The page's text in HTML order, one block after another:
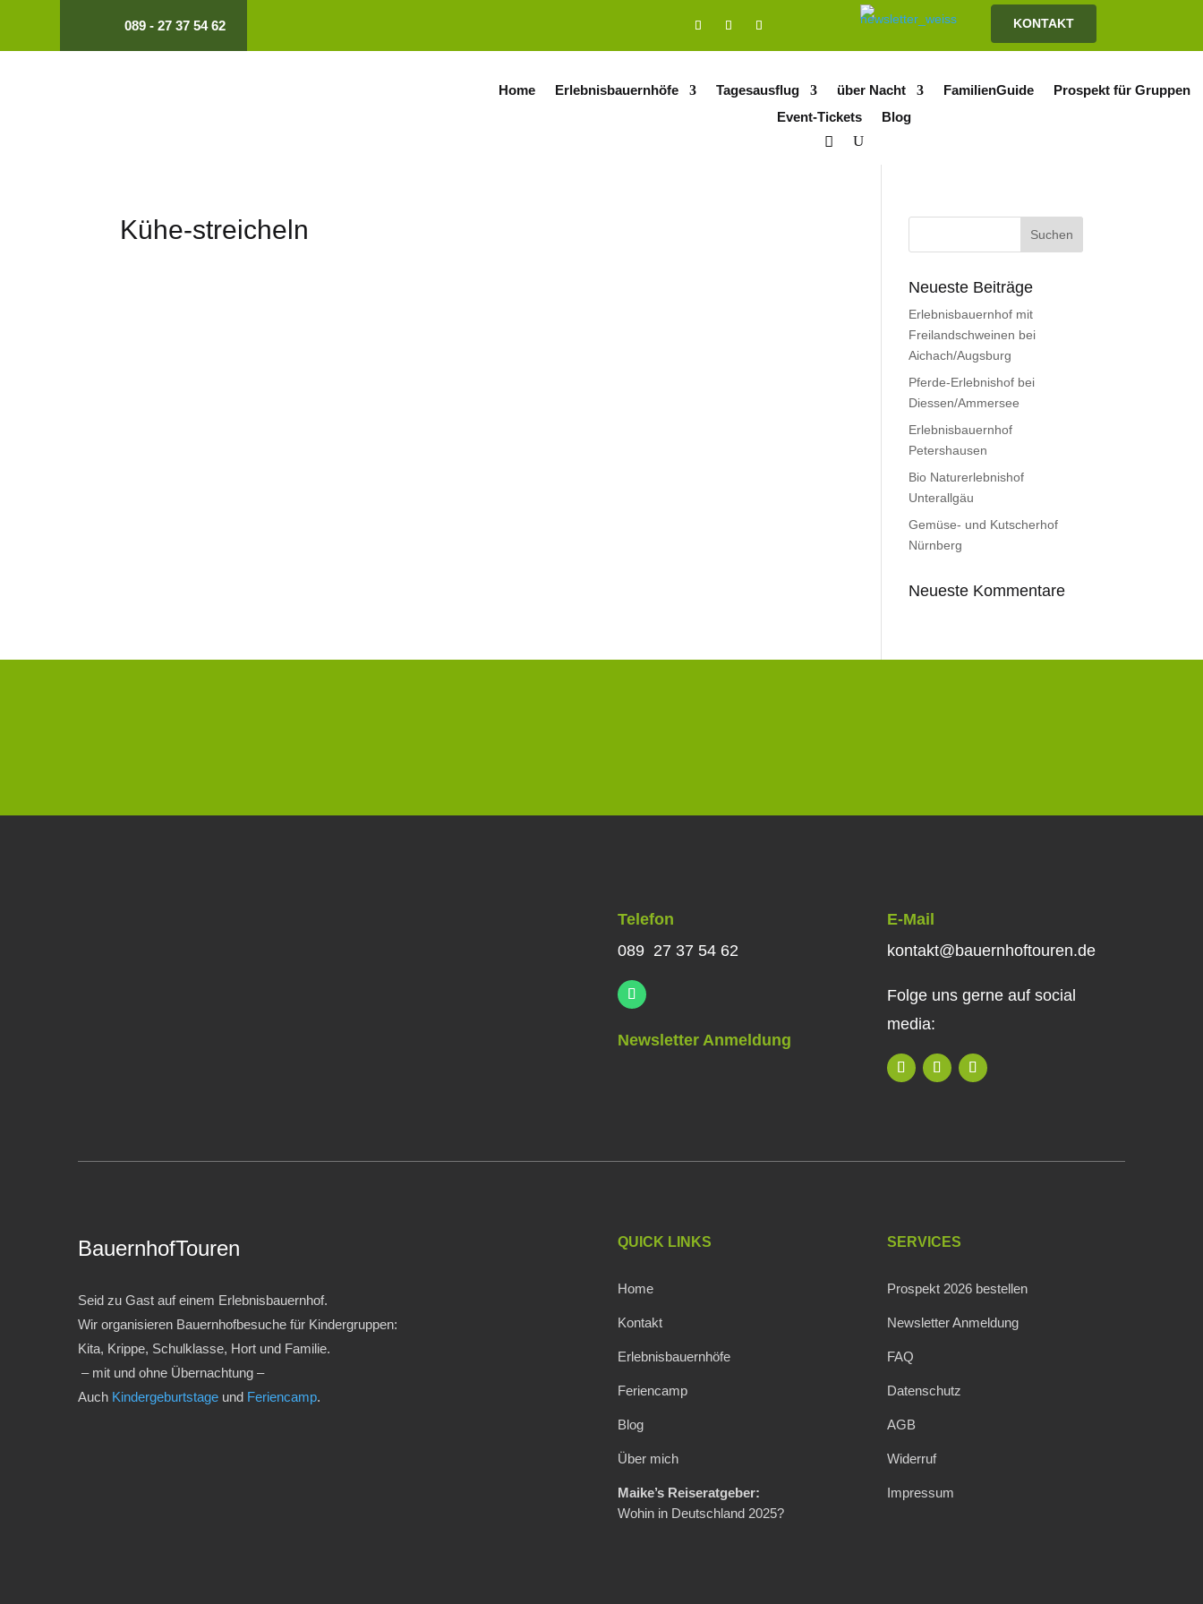
089 - 27 37 54 62 KONTAKT
Home Erlebnisbauernhöfe Tagesausflug über Nacht FamilienGuide
Prospekt für Gruppen
Event-Tickets
Blog
Kühe-streicheln
Neueste Beiträge
Erlebnisbauernhof mit
Freilandschweinen bei
Aichach/Augsburg
Pferde-Erlebnishof bei
Diessen/Ammersee
Erlebnisbauernhof
Petershausen
Bio Naturerlebnishof
Unterallgäu
Gemüse- und Kutscherhof
Nürnberg
Neueste Kommentare
Telefon
089 27 37 54 62
Newsletter Anmeldung
E-Mail
kontakt@bauernhoftouren.de
Folge uns gerne auf social
media:
BauernhofTouren
Seid zu Gast auf einem Erlebnisbauernhof.
Wir organisieren Bauernhofbesuche für Kindergruppen:
Kita, Krippe, Schulklasse, Hort und Familie.
– mit und ohne Übernachtung –
Auch Kindergeburtstage und Feriencamp.
QUICK LINKS
Home
Kontakt
Erlebnisbauernhöfe
Feriencamp
Blog
Über mich
Maike’s Reiseratgeber:
Wohin in Deutschland 2025?
SERVICES
Prospekt 2026 bestellen
Newsletter Anmeldung
FAQ
Datenschutz
AGB
Widerruf
Impressum